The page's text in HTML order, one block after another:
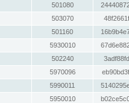
501080
503070
501160
5930010
502240
5970096
5990011
5950010